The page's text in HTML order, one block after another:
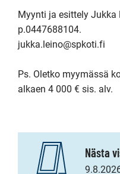
Myynti ja esittely Jukka
p.0447688104.
jukka.leino@spkoti.fi
Ps. Oletko myymässä
alkaen 4 000 € sis. alv.
Nästa